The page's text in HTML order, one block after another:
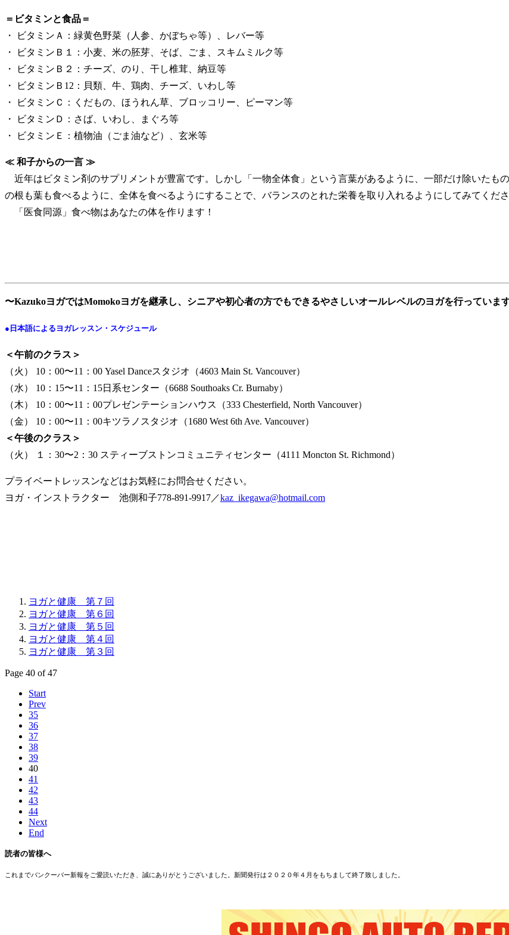
＝ビタミンと食品＝
・ ビタミンＡ：緑黄色野菜（人参、かぼちゃ等）、レバー等
・ ビタミンＢ１：小麦、米の胚芽、そば、ごま、スキムミルク等
・ ビタミンＢ２：チーズ、のり、干し椎茸、納豆等
・ ビタミンＢ12：貝類、牛、鶏肉、チーズ、いわし等
・ ビタミンＣ：くだもの、ほうれん草、ブロッコリー、ピーマン等
・ ビタミンＤ：さば、いわし、まぐろ等
・ ビタミンＥ：植物油（ごま油など）、玄米等
≪ 和子からの一言 ≫
近年はビタミン剤のサプリメントが豊富です。しかし「一物全体食」という言葉があるように、一部だけ除いたも
の根も葉も食べるように、全体を食べるようにすることで、バランスのとれた栄養を取り入れるようにしてみてくださ
「医食同源」食べ物はあなたの体を作ります！
〜KazukoヨガではMomokoヨガを継承し、シニアや初心者の方でもできるやさしいオールレベルのヨガを行っていま
●日本語によるヨガレッスン・スケジュール
＜午前のクラス＞
（火） 10：00〜11：00 Yasel Danceスタジオ（4603 Main St. Vancouver）
（水） 10：15〜11：15日系センター（6688 Southoaks Cr. Burnaby）
（木） 10：00〜11：00プレゼンテーションハウス（333 Chesterfield, North Vancouver）
（金） 10：00〜11：00キツラノスタジオ（1680 West 6th Ave. Vancouver）
＜午後のクラス＞
（火） １：30〜2：30 スティーブストンコミュニティセンター（4111 Moncton St. Richmond）
プライベートレッスンなどはお気軽にお問合せください。
ヨガ・インストラクター 池側和子778-891-9917／kaz_ikegawa@hotmail.com
ヨガと健康 第７回
ヨガと健康 第６回
ヨガと健康 第５回
ヨガと健康 第４回
ヨガと健康 第３回
Page 40 of 47
Start
Prev
35
36
37
38
39
40
41
42
43
44
Next
End
読者の皆様へ
これまでバンクーバー新報をご愛読いただき、誠にありがとうございました。新聞発行は２０２０年４月をもちまして終了致しました。